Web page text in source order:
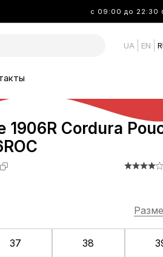
с 09:00 до 22:30
UA EN
1906R Cordura
37 38